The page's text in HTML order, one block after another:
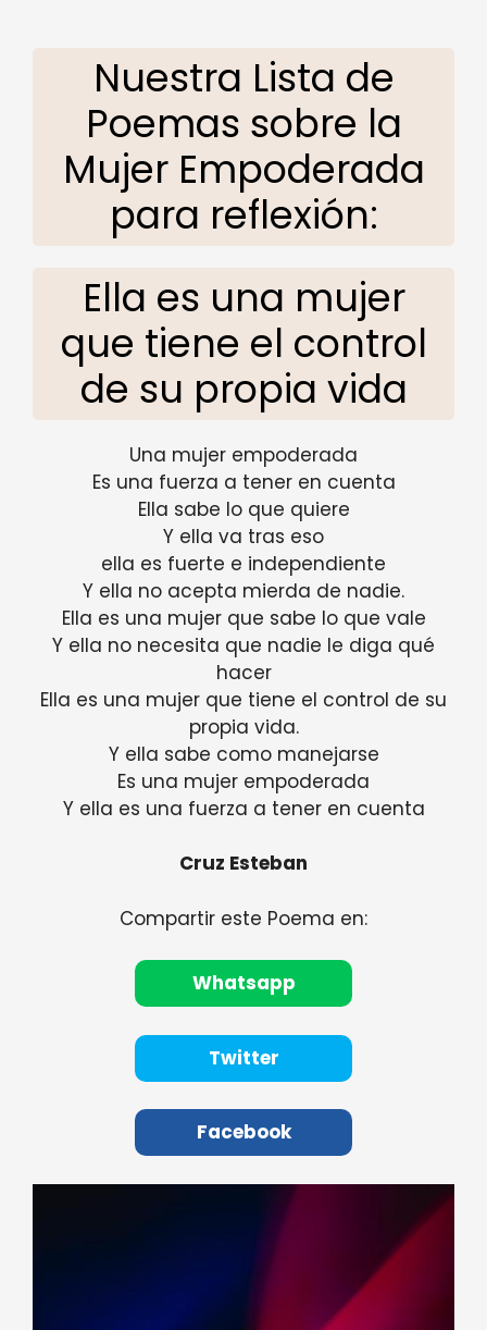
Nuestra Lista de
Poemas sobre la
Mujer Empoderada
para reflexión:
Ella es una mujer
que tiene el control
de su propia vida
Una mujer empoderada
Es una fuerza a tener en cuenta
Ella sabe lo que quiere
Y ella va tras eso
ella es fuerte e independiente
Y ella no acepta mierda de nadie.
Ella es una mujer que sabe lo que vale
Y ella no necesita que nadie le diga qué
hacer
Ella es una mujer que tiene el control de su
propia vida.
Y ella sabe como manejarse
Es una mujer empoderada
Y ella es una fuerza a tener en cuenta
Cruz Esteban
Compartir este Poema en:
Whatsapp
Twitter
Facebook